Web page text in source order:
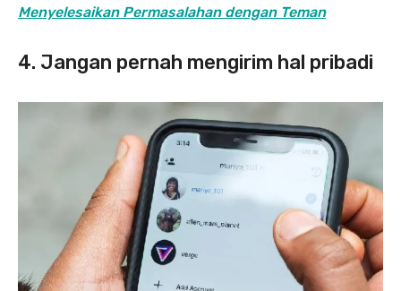
Menyelesaikan Permasalahan dengan Teman
4. Jangan pernah mengirim hal pribadi